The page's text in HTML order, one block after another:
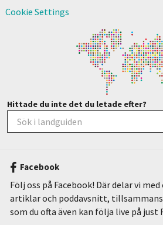
Cookie Settings
Hittade du inte det du letade efter?
Facebook
Följ oss på Facebook! Där delar vi
artiklar och poddavsnitt, tillsammans
som du ofta även kan följa live på just